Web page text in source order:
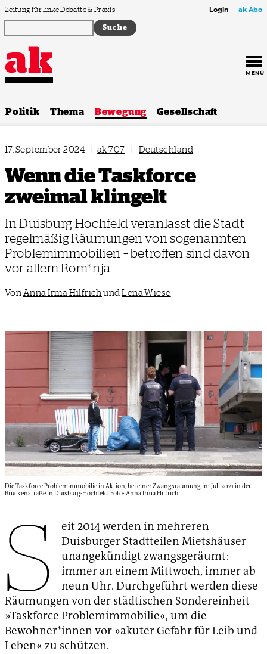
Zum Inhalt springen
Zeitung für linke Debatte & Praxis Login ak Abo
MENÜ
Politik Thema Bewegung Gesellschaft
17. September 2024 | ak 707 | Deutschland
Wenn die Taskforce
zweimal klingelt
In Duisburg-Hochfeld veranlasst die Stadt
regelmäßig Räumungen von sogenannten
Problemimmobilien – betroffen sind davon
vor allem Rom*nja
Von Anna Irma Hilfrich undLena Wiese
Die Taskforce Problemimmobilie in Aktion, bei einer Zwangsräumung im Juli 2021 in der
Brückenstraße in Duisburg-Hochfeld. Foto: Anna Irma Hilfrich
S
eit 2014 werden in mehreren
Duisburger Stadtteilen Mietshäuser
unangekündigt zwangsgeräumt:
immer an einem Mittwoch, immer ab
neun Uhr. Durchgeführt werden diese
Räumungen von der städtischen Sondereinheit
»Taskforce Problemimmobilie«, um die
Bewohner*innen vor »akuter Gefahr für Leib und
Leben« zu schützen.